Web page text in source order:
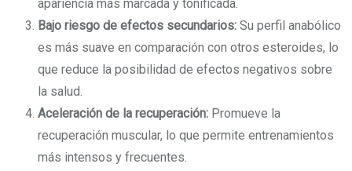
apariencia más marcada y tonificada.
Bajo riesgo de efectos secundarios: Su perfil anabólico
es más suave en comparación con otros esteroides, lo
que reduce la posibilidad de efectos negativos sobre
la salud.
Aceleración de la recuperación: Promueve la
recuperación muscular, lo que permite entrenamientos
más intensos y frecuentes.